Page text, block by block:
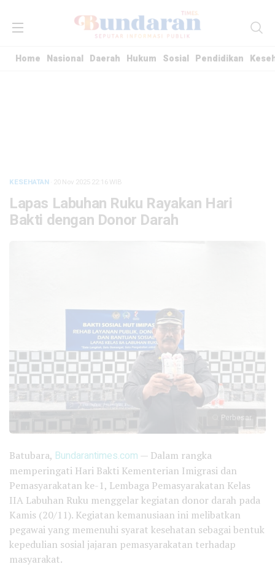
Home Nasional Daerah Hukum Sosial Pendidikan
KESEHATAN · 20 Nov 202522:16WIB
Lapas Labuhan Ruku Rayakan Hari
Bakti dengan Donor Darah
Perbesar
Batubara, Bundarantimes.com — Dalam rangka
memperingati Hari Bakti Kementerian Imigrasi dan
Pemasyarakatan ke-1, Lembaga Pemasyarakatan Kelas
IIA Labuhan Ruku menggelar kegiatan donor darah pada
Kamis (20/11). Kegiatan kemanusiaan ini melibatkan
pegawai yang memenuhi syarat kesehatan sebagai bentuk
kepedulian sosial jajaran pemasyarakatan terhadap
masyarakat.